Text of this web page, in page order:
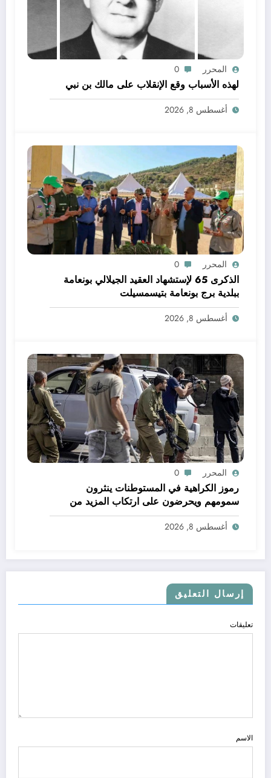
المحرر 0
لهذه الأسباب وقع الإنقلاب على مالك بن نبي
أغسطس 8, 2026
المحرر 0
الذكرى 65 لإستشهاد العقيد الجيلالي بونعامة
ببلدية برج بونعامة بتيسمسيلت
أغسطس 8, 2026
المحرر 0
رموز الكراهية في المستوطنات ينثرون
سمومهم ويحرضون على ارتكاب المزيد من
الجرائم
أغسطس 8, 2026
إرسال التعليق
تعليقات
الاسم